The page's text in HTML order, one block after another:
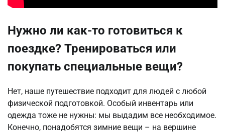
Нужно ли как-то готовиться к
поездке? Тренироваться или
покупать специальные вещи?
Нет, наше путешествие подходит для людей с любой
физической подготовкой. Особый инвентарь или
одежда тоже не нужны: мы выдадим все необходимое.
Конечно, понадобятся зимние вещи – на вершине